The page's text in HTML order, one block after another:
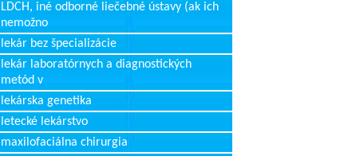
LDCH, iné odborné liečebné ústavy (ak ich
nemožno
lekár bez špecializácie
lekár laboratórnych a diagnostických
metód v
lekárska genetika
letecké lekárstvo
maxilofaciálna chirurgia